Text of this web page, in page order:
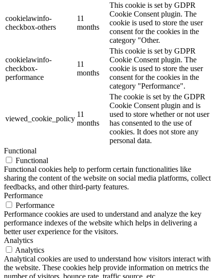
cookielawinfo-
checkbox-others
11
months
This cookie is set by GDPR
Cookie Consent plugin. The
cookie is used to store the user
consent for the cookies in the
category "Other.
cookielawinfo-
checkbox-
performance
11
months
This cookie is set by GDPR
Cookie Consent plugin. The
cookie is used to store the user
consent for the cookies in the
category "Performance".
viewed_cookie_policy
11
months
The cookie is set by the GDPR
Cookie Consent plugin and is
used to store whether or not user
has consented to the use of
cookies. It does not store any
personal data.
Functional
Functional
Functional cookies help to perform certain functionalities like
sharing the content of the website on social media platforms, collect
feedbacks, and other third-party features.
Performance
Performance
Performance cookies are used to understand and analyze the key
performance indexes of the website which helps in delivering a
better user experience for the visitors.
Analytics
Analytics
Analytical cookies are used to understand how visitors interact with
the website. These cookies help provide information on metrics the
number of visitors, bounce rate, traffic source, etc.